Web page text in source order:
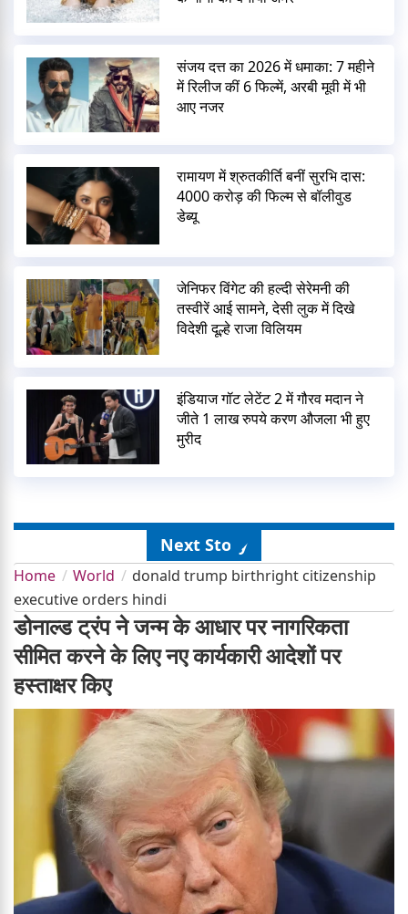
संजय दत्त का 2026 में धमाका: 7 महीने
में रिलीज कीं 6 फिल्में, अरबी मूवी में भी
आए नजर
रामायण में श्रुतकीर्ति बनीं सुरभि दास:
4000 करोड़ की फिल्म से बॉलीवुड
डेब्यू
जेनिफर विंगेट की हल्दी सेरेमनी की
तस्वीरें आई सामने, देसी लुक में दिखे
विदेशी दूल्हे राजा विलियम
इंडियाज गॉट लेटेंट 2 में गौरव मदान ने
जीते 1 लाख रुपये करण औजला भी हुए
मुरीद
Next Story
Home World
donald trump birthright citizenship
executive orders hindi
डोनाल्ड ट्रंप ने जन्म के आधार पर नागरिकता
सीमित करने के लिए नए कार्यकारी आदेशों पर
हस्ताक्षर किए